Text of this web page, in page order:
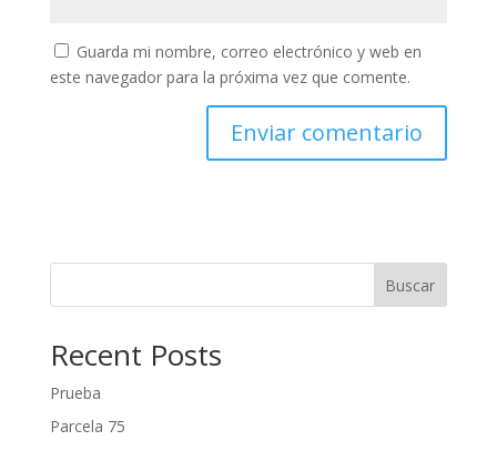
Guarda mi nombre, correo electrónico y web en
este navegador para la próxima vez que comente.
Buscar
Recent Posts
Prueba
Parcela 75